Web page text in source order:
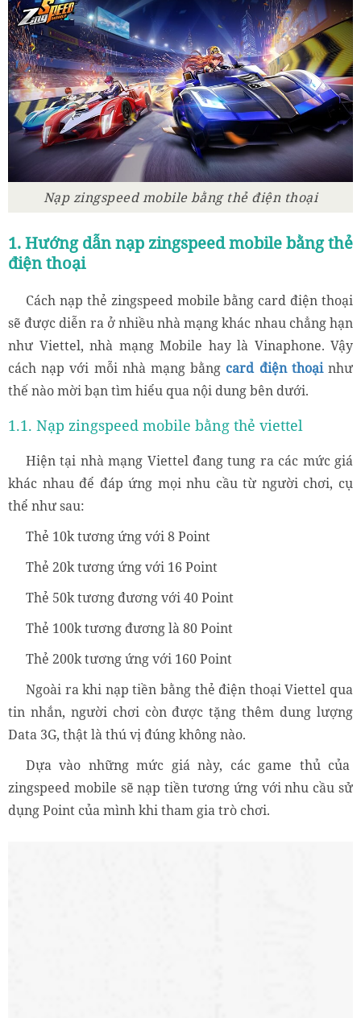
Nạp zingspeed mobile bằng thẻ điện thoại
1. Hướng dẫn nạp zingspeed mobile bằng thẻ
điện thoại
Cách nạp thẻ zingspeed mobile bằng card điện thoại
sẽ được diễn ra ở nhiều nhà mạng khác nhau chẳng hạn
như Viettel, nhà mạng Mobile hay là Vinaphone. Vậy
cách nạp với mỗi nhà mạng bằng card điện thoạinhư
thế nào mời bạn tìm hiểu qua nội dung bên dưới.
1.1. Nạp zingspeed mobile bằng thẻ viettel
Hiện tại nhà mạng Viettel đang tung ra các mức giá
khác nhau để đáp ứng mọi nhu cầu từ người chơi, cụ
thể như sau:
Thẻ 10k tương ứng với 8 Point
Thẻ 20k tương ứng với 16 Point
Thẻ 50k tương đương với 40 Point
Thẻ 100k tương đương là 80 Point
Thẻ 200k tương ứng với 160 Point
Ngoài ra khi nạp tiền bằng thẻ điện thoại Viettel qua
tin nhắn, người chơi còn được tặng thêm dung lượng
Data 3G, thật là thú vị đúng không nào.
Dựa vào những mức giá này, các game thủ của
zingspeed mobile sẽ nạp tiền tương ứng với nhu cầu sử
dụng Point của mình khi tham gia trò chơi.